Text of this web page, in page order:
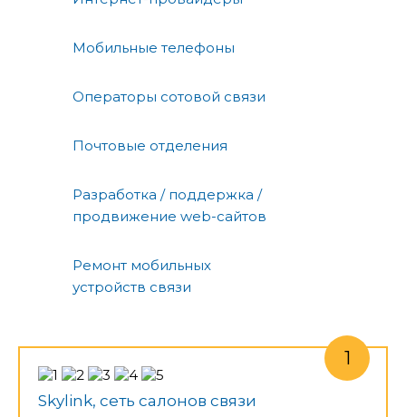
Мобильные телефоны
Операторы сотовой связи
Почтовые отделения
Разработка / поддержка /
продвижение web-сайтов
Ремонт мобильных
устройств связи
Skylink, сеть салонов связи